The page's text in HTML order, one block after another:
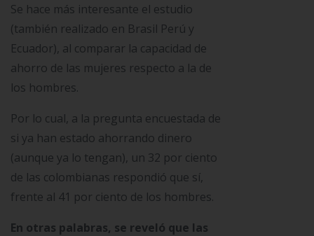
Se hace más interesante el estudio
(también realizado en Brasil Perú y
Ecuador), al comparar la capacidad de
ahorro de las mujeres respecto a la de
los hombres.
Por lo cual, a la pregunta encuestada de
si ya han estado ahorrando dinero
(aunque ya lo tengan), un 32 por ciento
de las colombianas respondió que sí,
frente al 41 por ciento de los hombres.
En otras palabras, se reveló que las